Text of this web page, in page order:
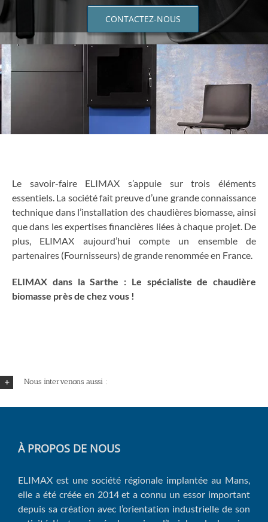
CONTACTEZ-NOUS
Le savoir-faire ELIMAX s’appuie sur trois éléments
essentiels. La société fait preuve d’une grande connaissance
technique dans l’installation des chaudières biomasse, ainsi
que dans les expertises financières liées à chaque projet. De
plus, ELIMAX aujourd’hui compte un ensemble de
partenaires (Fournisseurs) de grande renommée en France.
ELIMAX dans la Sarthe : Le spécialiste de chaudière
biomasse près de chez vous !
Nous intervenons aussi :
À PROPOS DE NOUS
ELIMAX est une société régionale implantée au Mans,
elle a été créée en 2014 et a connu un essor important
depuis sa création avec l’orientation industrielle de son